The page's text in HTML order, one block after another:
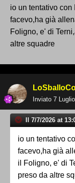
io un tentativo
facevo,ha già
Foligno, e' di
altre squadre
Inviato 7 Luglio
Il 7/7/2026 at
io un tentativo
facevo,ha già
il Foligno, e' di
preso da altre